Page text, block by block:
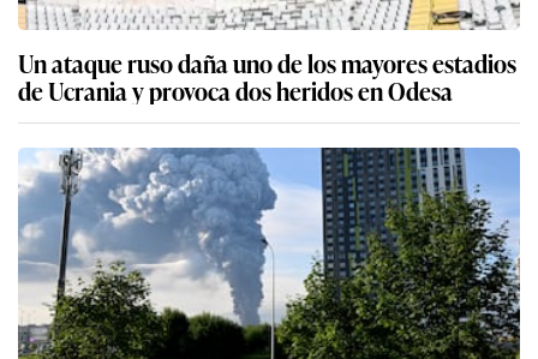
Un ataque ruso daña uno de los mayores estadios
de Ucrania y provoca dos heridos en Odesa